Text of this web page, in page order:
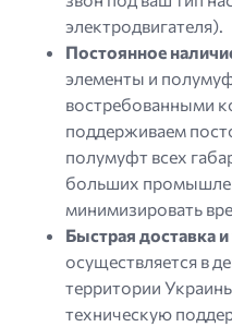
электродвигателя).
Постоянное
элементы и
востребованными
поддерживаем
полумуфт всех
больших
минимизировать
Быстрая доставка
осуществляется в
территории
техническую